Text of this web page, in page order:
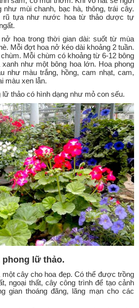
như mùi chanh, bạc hà, thông, trái cây.
rũ tựa như nước hoa từ thảo dược tự
hoa trong thời gian dài: suốt từ mùa
Mỗi đợt hoa nở kéo dài khoảng 2 tuần.
Mỗi chùm có khoảng từ 6-12 bông
như một bông hoa lớn. Hoa phong
như màu trắng, hồng, cam nhạt, cam,
màu xen lẫn.
lữ thảo có hình dạng như mỏ con sếu.
phong lữ thảo.
cây cho hoa đẹp. Có thể được trồng
ngoại thất, cây công trình để tạo cảnh
gian thoáng đãng, lãng mạn cho các